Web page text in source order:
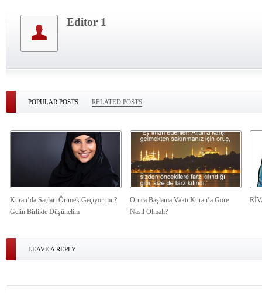
Editor 1
POPULAR POSTS RELATED POSTS
Kuran’da Saçları Örtmek Geçiyor mu?
Gelin Birlikte Düşünelim
Oruca Başlama Vakti Kuran’a Göre
Nasıl Olmalı?
LEAVE A REPLY